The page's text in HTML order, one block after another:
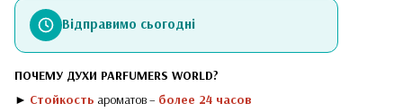
Відправимо сьогодні
ПОЧЕМУ ДУХИ PARFUMERS WORLD?
► Стойкость ароматов – более 24 часов